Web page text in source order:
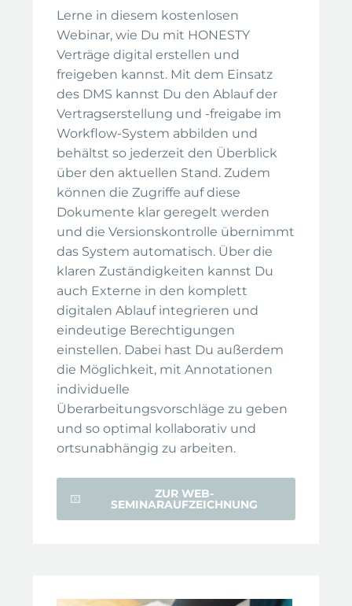
Lerne in diesem kostenlosen
Webinar, wie Du mit HONESTY
Verträge digital erstellen und
freigeben kannst. Mit dem Einsatz
des DMS kannst Du den Ablauf der
Vertragserstellung und -freigabe im
Workflow-System abbilden und
behältst so jederzeit den Überblick
über den aktuellen Stand. Zudem
können die Zugriffe auf diese
Dokumente klar geregelt werden
und die Versionskontrolle übernimmt
das System automatisch. Über die
klaren Zuständigkeiten kannst Du
auch Externe in den komplett
digitalen Ablauf integrieren und
eindeutige Berechtigungen
einstellen. Dabei hast Du außerdem
die Möglichkeit, mit Annotationen
individuelle
Überarbeitungsvorschläge zu geben
und so optimal kollaborativ und
ortsunabhängig zu arbeiten.
ZUR WEB-
SEMINARAUFZEICHNUNG